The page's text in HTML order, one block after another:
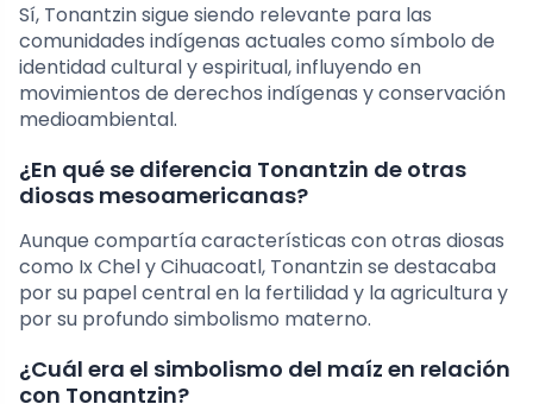
Sí, Tonantzin sigue siendo relevante para las
comunidades indígenas actuales como símbolo de
identidad cultural y espiritual, influyendo en
movimientos de derechos indígenas y conservación
medioambiental.
¿En qué se diferencia Tonantzin de otras
diosas mesoamericanas?
Aunque compartía características con otras diosas
como Ix Chel y Cihuacoatl, Tonantzin se destacaba
por su papel central en la fertilidad y la agricultura y
por su profundo simbolismo materno.
¿Cuál era el simbolismo del maíz en relación
con Tonantzin?